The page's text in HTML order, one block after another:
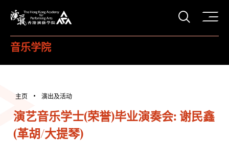
打开
音乐学院
主页 演出及活动
演艺音乐学士(荣誉)毕业演奏会: 谢民鑫
(革胡/大提琴)